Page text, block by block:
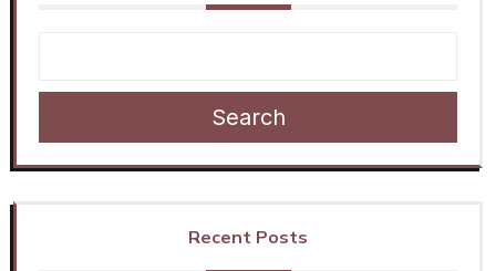
Search
Recent Posts